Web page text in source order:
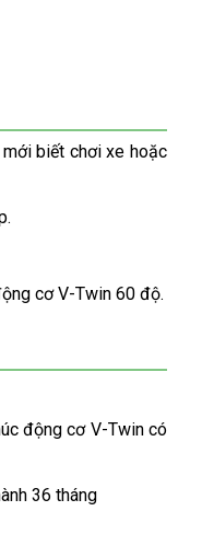
biết chơi xe hoặc
cơ V-Twin 60 độ.
động cơ V-Twin có
36 tháng